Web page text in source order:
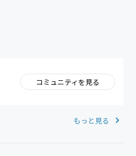
コミュニティを見る
もっと見る